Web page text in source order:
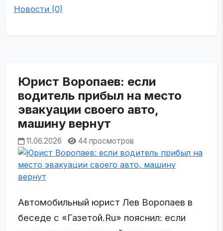
Новости (0)
Юрист Воропаев: если
водитель прибыл на место
эвакуации своего авто,
машину вернут
11.06.2026 44 просмотров
Автомобильный юрист Лев Воропаев в
беседе с «Газетой.Ru» пояснил: если